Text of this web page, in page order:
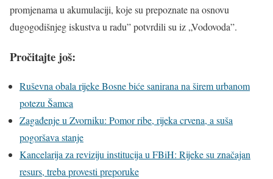
promjenama u akumulaciji, koje su prepoznate na osnovu
dugogodišnjeg iskustva u radu” potvrdili su iz „Vodovoda”.
Pročitajte još:
Ruševna obala rijeke Bosne biće sanirana na širem urbanom
potezu Šamca
Zagađenje u Zvorniku: Pomor ribe, rijeka crvena, a suša
pogoršava stanje
Kancelarija za reviziju institucija u FBiH: Rijeke su značajan
resurs, treba provesti preporuke